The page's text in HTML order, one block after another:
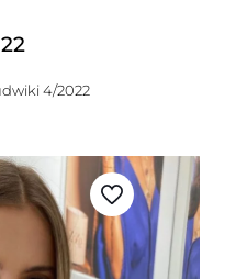
4/2022